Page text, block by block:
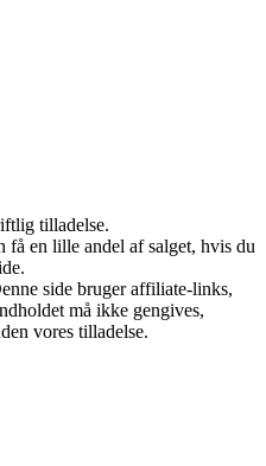
tilladelse.
en lille andel af salget, hvis du
side bruger affiliate-links,
må ikke gengives,
vores tilladelse.